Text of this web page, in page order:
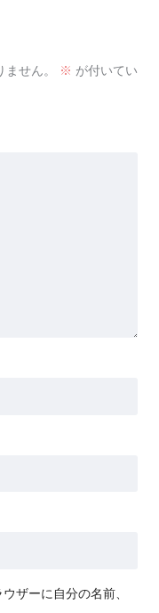
せん。 ※ が付いてい
ザーに自分の名前、